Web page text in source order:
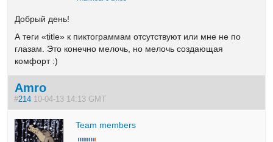
Добрый день!
А теги «title» к пиктограммам отсутствуют или мне не по
глазам. Это конечно мелочь, но мелочь создающая
комфорт :)
Amro
#214 10-04-13 14:13 GMT
Team members